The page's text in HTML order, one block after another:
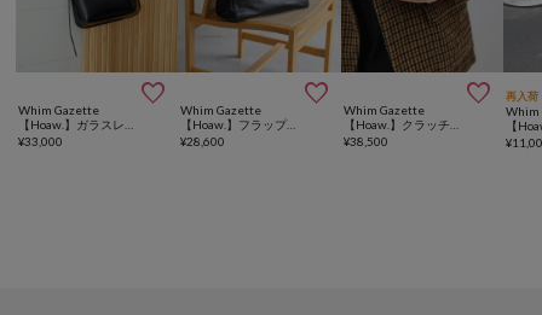

Whim Gazette
¥33,000

Whim Gazette
¥28,600

Whim Gazette
¥38,500
再入荷
Whim
¥